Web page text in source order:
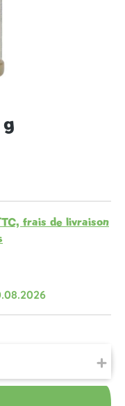
frais de livraison